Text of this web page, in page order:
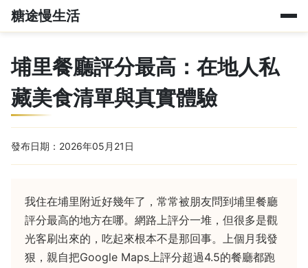
糖途慢生活
埔里餐廳評分最高：在地人私
藏美食清單與真實體驗
發布日期：2026年05月21日
我住在埔里附近好幾年了，常常被朋友問到埔里餐廳
評分最高的地方在哪。網路上評分一堆，但很多是觀
光客刷出來的，吃起來根本不是那回事。上個月我發
狠，親自把Google Maps上評分超過4.5的餐廳都跑